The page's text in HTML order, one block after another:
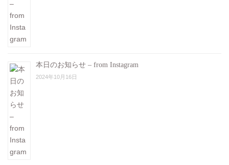
本日のお知らせ – from Instagram
2024年10月16日